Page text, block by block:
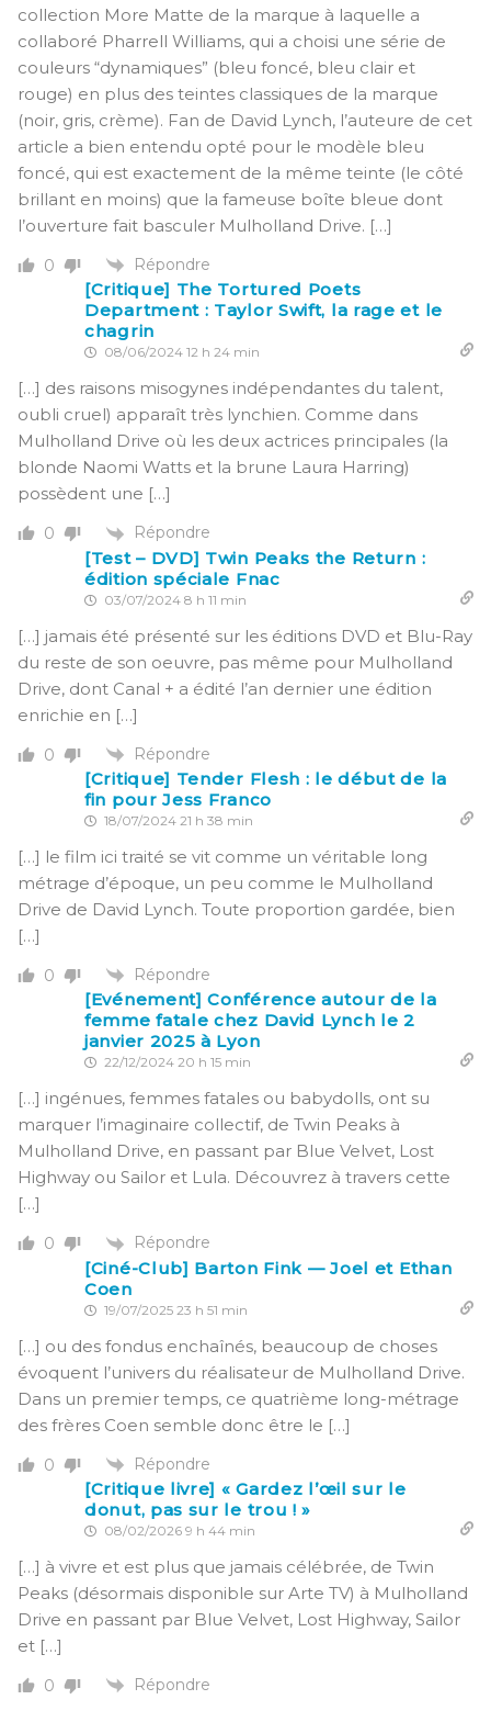
collection More Matte de la marque à laquelle a
collaboré Pharrell Williams, qui a choisi une série de
couleurs “dynamiques” (bleu foncé, bleu clair et
rouge) en plus des teintes classiques de la marque
(noir, gris, crème). Fan de David Lynch, l’auteure de cet
article a bien entendu opté pour le modèle bleu
foncé, qui est exactement de la même teinte (le côté
brillant en moins) que la fameuse boîte bleue dont
l’ouverture fait basculer Mulholland Drive. […]
0 Répondre
[Critique] The Tortured Poets
Department : Taylor Swift, la rage et le
chagrin
08/06/2024 12 h 24 min
[…] des raisons misogynes indépendantes du talent,
oubli cruel) apparaît très lynchien. Comme dans
Mulholland Drive où les deux actrices principales (la
blonde Naomi Watts et la brune Laura Harring)
possèdent une […]
0 Répondre
[Test – DVD] Twin Peaks the Return :
édition spéciale Fnac
03/07/2024 8 h 11 min
[…] jamais été présenté sur les éditions DVD et Blu-Ray
du reste de son oeuvre, pas même pour Mulholland
Drive, dont Canal + a édité l’an dernier une édition
enrichie en […]
0 Répondre
[Critique] Tender Flesh : le début de la
fin pour Jess Franco
18/07/2024 21 h 38 min
[…] le film ici traité se vit comme un véritable long
métrage d’époque, un peu comme le Mulholland
Drive de David Lynch. Toute proportion gardée, bien
[…]
0 Répondre
[Evénement] Conférence autour de la
femme fatale chez David Lynch le 2
janvier 2025 à Lyon
22/12/2024 20 h 15 min
[…] ingénues, femmes fatales ou babydolls, ont su
marquer l’imaginaire collectif, de Twin Peaks à
Mulholland Drive, en passant par Blue Velvet, Lost
Highway ou Sailor et Lula. Découvrez à travers cette
[…]
0 Répondre
[Ciné-Club] Barton Fink — Joel et Ethan
Coen
19/07/2025 23 h 51 min
[…] ou des fondus enchaînés, beaucoup de choses
évoquent l’univers du réalisateur de Mulholland Drive.
Dans un premier temps, ce quatrième long-métrage
des frères Coen semble donc être le […]
0 Répondre
[Critique livre] « Gardez l’œil sur le
donut, pas sur le trou ! »
08/02/2026 9 h 44 min
[…] à vivre et est plus que jamais célébrée, de Twin
Peaks (désormais disponible sur Arte TV) à Mulholland
Drive en passant par Blue Velvet, Lost Highway, Sailor
et […]
0 Répondre